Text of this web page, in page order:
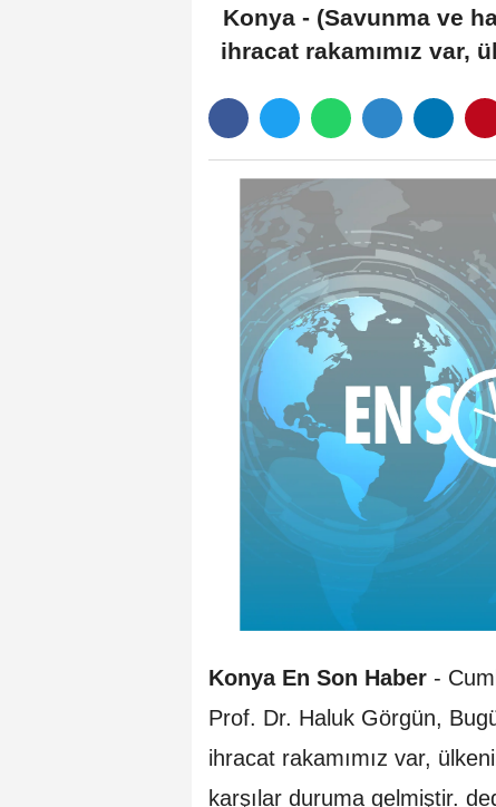
Konya - (Savunma ve
ihracat rakamımız var,
Konya En Son Haber -
Prof. Dr. Haluk Görgün,
ihracat rakamımız var,
karşılar duruma gelmiştir.